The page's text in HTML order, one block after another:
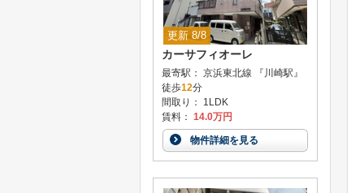
更新 8/8
カーサフィオーレ
最寄駅： 京浜東北線 『川崎駅』
徒歩12分
間取り： 1LDK
賃料： 14.0万円
物件詳細を見る